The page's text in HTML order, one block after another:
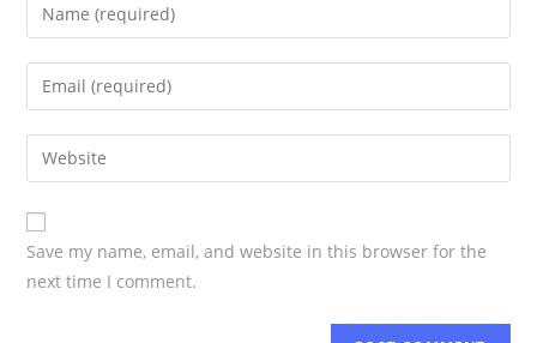
Save my name, email, and website in this browser for the
next time I comment.